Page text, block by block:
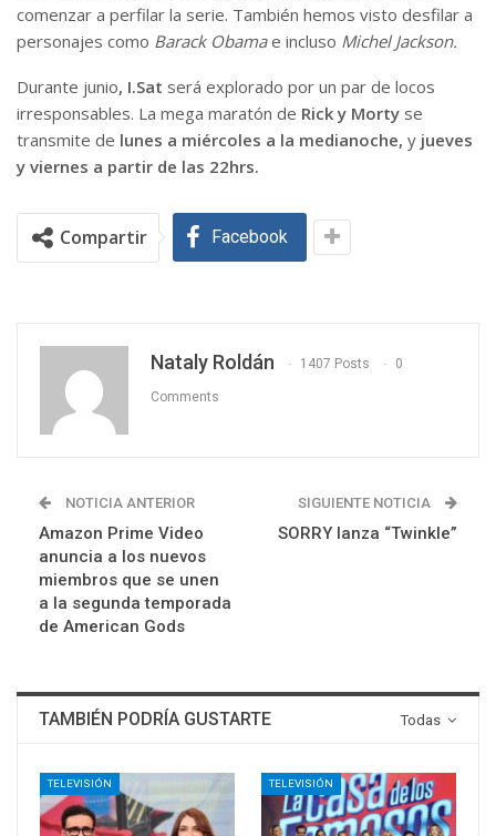
comenzar a perfilar la serie. También hemos visto desfilar a
personajes como Barack Obamae incluso Michel Jackson.
Durante junio, I.Sat será explorado por un par de locos
irresponsables. La mega maratón de Rick y Morty se
transmite de lunes a miércoles a la medianoche, y jueves
y viernes a partir de las 22hrs.
Compartir Facebook
Nataly Roldán 1407 Posts 0
Comments
NOTICIA ANTERIOR
Amazon Prime Video
anuncia a los nuevos
miembros que se unen
a la segunda temporada
de American Gods
SIGUIENTE NOTICIA
SORRY lanza “Twinkle”
Todas
TAMBIÉN PODRÍA GUSTARTE
TELEVISIÓN TELEVISIÓN